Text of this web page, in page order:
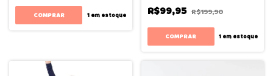
COMPRAR 1em estoque R$99,95 R$199,90
COMPRAR 1 em estoque